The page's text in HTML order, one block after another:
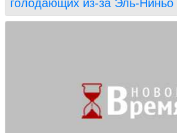
голодающих из-за Эль-Ниньо